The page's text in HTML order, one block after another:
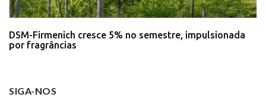
DSM-Firmenich cresce 5% no semestre, impulsionada
por fragrâncias
SIGA-NOS